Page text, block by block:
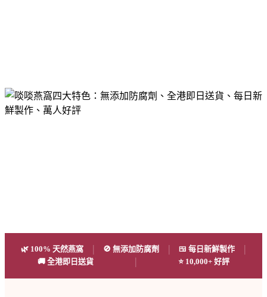
🌿 100% 天然燕窩 | 🚫 無添加防腐劑 | 🍱 每日新鮮製作 |
🚚 全港即日送貨 | ⭐ 10,000+ 好評